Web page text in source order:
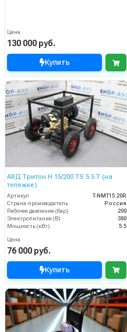
Цена
130 000 руб.
Купить
АВД Тритон H 15/200 TS 5.5 T (на
тележке)
Артикул
T-NMT15.20R
Страна-производитель
Россия
Рабочее давление (бар)
200
Электропитание (В)
380
Мощность (кВт)
5.5
Цена
76 000 руб.
Купить